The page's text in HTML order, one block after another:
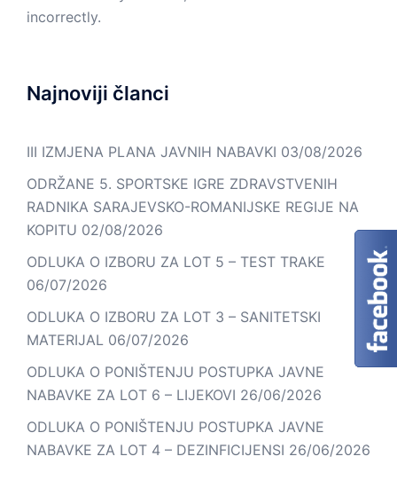
incorrectly.
Najnoviji članci
III IZMJENA PLANA JAVNIH NABAVKI 03/08/2026
ODRŽANE 5. SPORTSKE IGRE ZDRAVSTVENIH
RADNIKA SARAJEVSKO-ROMANIJSKE REGIJE NA
KOPITU 02/08/2026
ODLUKA O IZBORU ZA LOT 5 – TEST TRAKE
06/07/2026
ODLUKA O IZBORU ZA LOT 3 – SANITETSKI
MATERIJAL 06/07/2026
ODLUKA O PONIŠTENJU POSTUPKA JAVNE
NABAVKE ZA LOT 6 – LIJEKOVI 26/06/2026
ODLUKA O PONIŠTENJU POSTUPKA JAVNE
NABAVKE ZA LOT 4 – DEZINFICIJENSI 26/06/2026